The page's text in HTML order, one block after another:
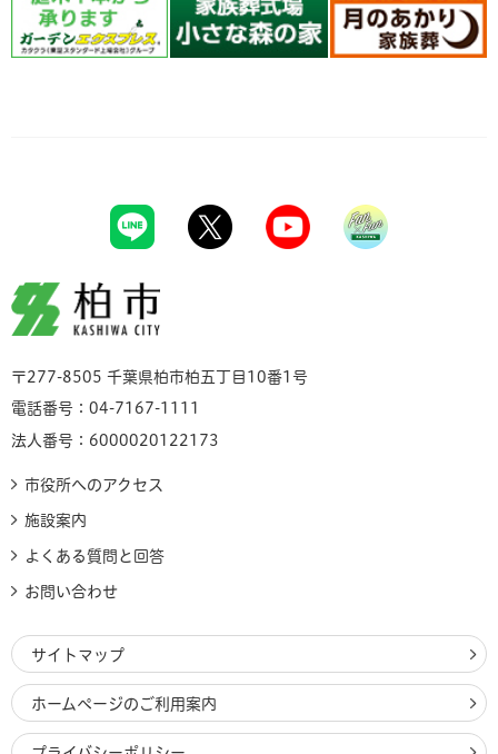
柏市
〒277-8505 千葉県柏市柏五丁目10番1号
電話番号：04-7167-1111
法人番号：6000020122173
市役所へのアクセス
施設案内
よくある質問と回答
お問い合わせ
サイトマップ
ホームページのご利用案内